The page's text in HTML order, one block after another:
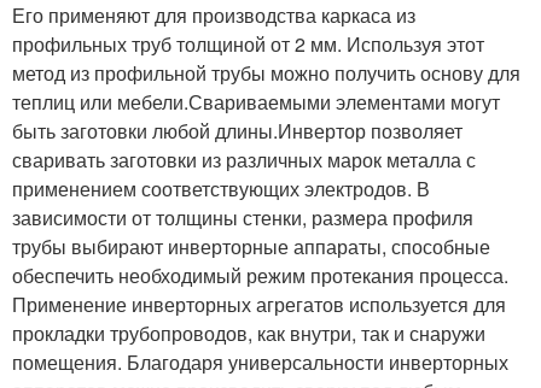
Его применяют для производства каркаса из
профильных труб толщиной от 2 мм. Используя этот
метод из профильной трубы можно получить основу для
теплиц или мебели.Свариваемыми элементами могут
быть заготовки любой длины.Инвертор позволяет
сваривать заготовки из различных марок металла с
применением соответствующих электродов. В
зависимости от толщины стенки, размера профиля
трубы выбирают инверторные аппараты, способные
обеспечить необходимый режим протекания процесса.
Применение инверторных агрегатов используется для
прокладки трубопроводов, как внутри, так и снаружи
помещения. Благодаря универсальности инверторных